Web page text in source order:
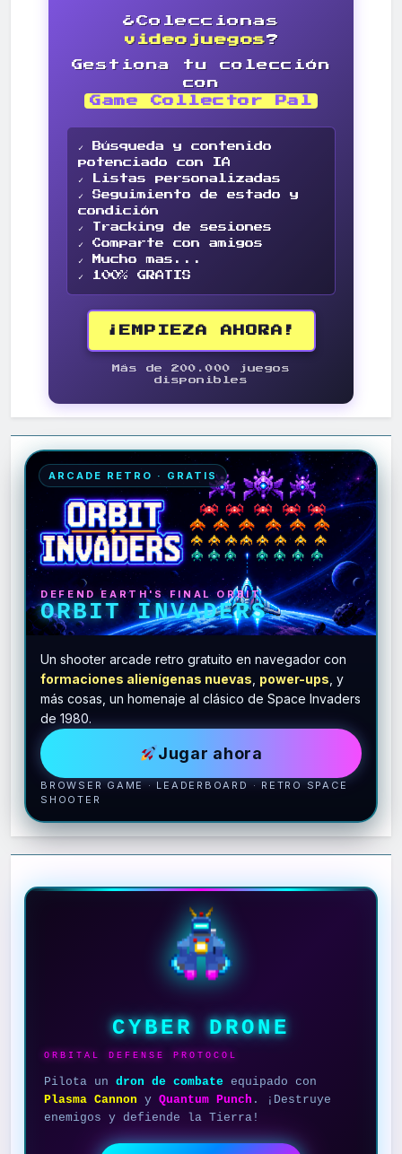
¿Coleccionas
videojuegos?
Gestiona tu colección
con
Game Collector Pal
✓ Búsqueda y contenido
potenciado con IA
✓ Listas personalizadas
✓ Seguimiento de estado y
condición
✓ Tracking de sesiones
✓ Comparte con amigos
✓ Mucho mas...
✓ 100% GRATIS
¡EMPIEZA AHORA!
Más de 200.000 juegos
disponibles
ARCADE RETRO · GRATIS
DEFEND EARTH'S FINAL ORBIT
ORBIT INVADERS
Un shooter arcade retro gratuito en navegador con
formaciones alienígenas nuevas power-ups , y
más cosas, un homenaje al clásico de Space Invaders
de 1980.
Jugar ahora
BROWSER GAME · LEADERBOARD · RETRO SPACE
SHOOTER
CYBER DRONE
ORBITAL DEFENSE PROTOCOL
Pilota un dron de combate equipado con
Plasma Cannon y Quantum Punch . ¡Destruye
enemigos y defiende la Tierra!